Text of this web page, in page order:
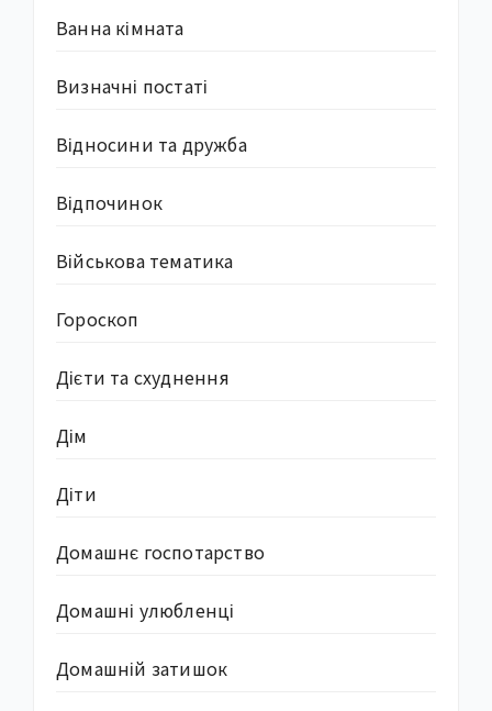
Ванна кімната
Визначні постаті
Відносини та дружба
Відпочинок
Військова тематика
Гороскоп
Дієти та схуднення
Дім
Діти
Домашнє госпотарство
Домашні улюбленці
Домашній затишок